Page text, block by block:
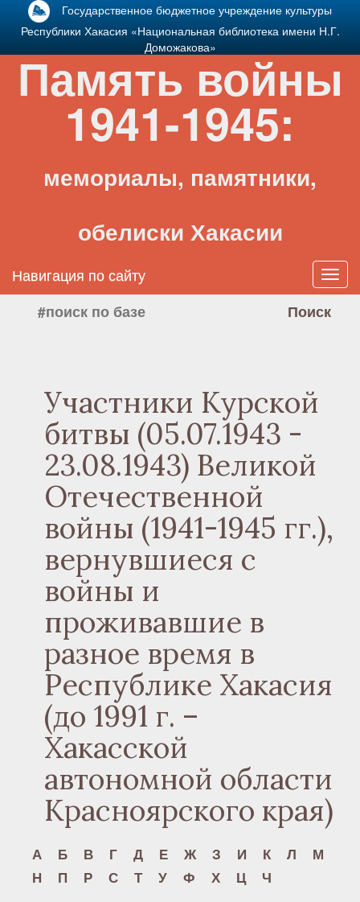
Государственное бюджетное учреждение культуры
Республики Хакасия «Национальная библиотека имени Н.Г.
Доможакова»
Память войны
1941-1945:
мемориалы, памятники,
обелиски Хакасии
Навигация по сайту
Участники Курской
битвы (05.07.1943 -
23.08.1943) Великой
Отечественной
войны (1941-1945 гг.),
вернувшиеся с
войны и
проживавшие в
разное время в
Республике Хакасия
(до 1991 г. –
Хакасской
автономной области
Красноярского края)
А Б В Г Д Е Ж З И К Л
М
Н
П Р С Т У Ф Х Ц Ч